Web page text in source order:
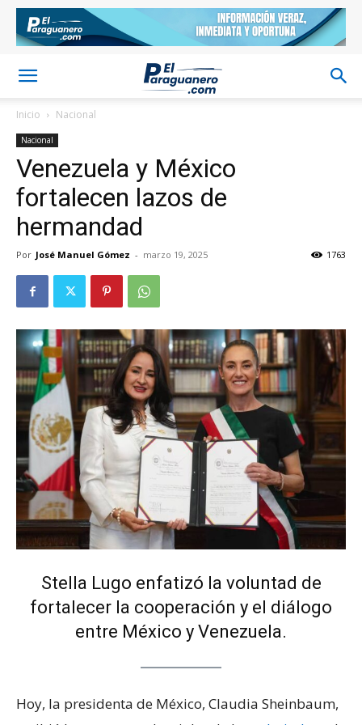
Inicio Nacional
Nacional
Venezuela y México
fortalecen lazos de
hermandad
Por José Manuel Gómez - marzo 19, 2025 1763
Stella Lugo enfatizó la voluntad de
fortalecer la cooperación y el diálogo
entre México y Venezuela.
Hoy, la presidenta de México, Claudia Sheinbaum,